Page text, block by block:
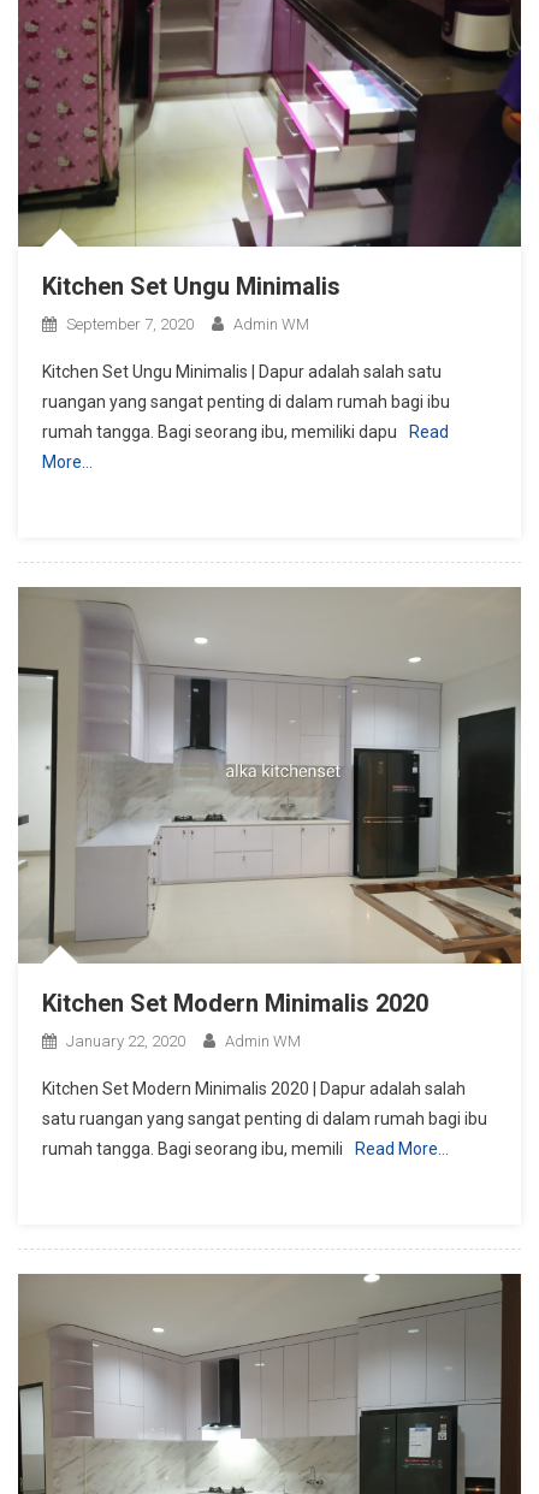
Kitchen Set Ungu Minimalis
September 7, 2020 Admin WM
Kitchen Set Ungu Minimalis | Dapur adalah salah satu
ruangan yang sangat penting di dalam rumah bagi ibu
rumah tangga. Bagi seorang ibu, memiliki dapu
Read
More…
Kitchen Set Modern Minimalis 2020
January 22, 2020 Admin WM
Kitchen Set Modern Minimalis 2020 | Dapur adalah salah
satu ruangan yang sangat penting di dalam rumah bagi ibu
rumah tangga. Bagi seorang ibu, memili
Read More…